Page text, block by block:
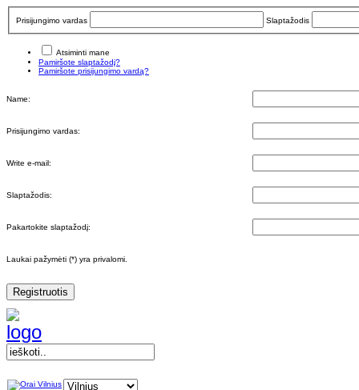
Prisijungimo vardas Slaptažodis
Atsiminti mane
Pamiršote slaptažodį?
Pamiršote prisijungimo vardą?
Name:
Prisijungimo vardas:
Write e-mail:
Slaptažodis:
Pakartokite slaptažodį:
Laukai pažymėti (*) yra privalomi.
Registruotis